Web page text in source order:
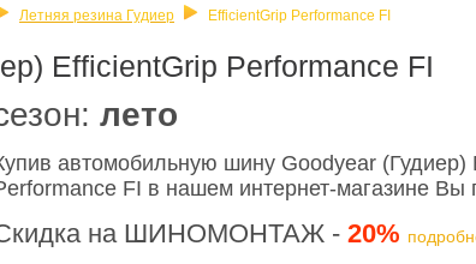
Летняя резина Гудиер EfficientGrip Performance FI
EfficientGrip Performance FI
лето
автомобильную шину Goodyear (Гудиер)
FI в нашем интернет-магазине Вы
на ШИНОМОНТАЖ - 20%